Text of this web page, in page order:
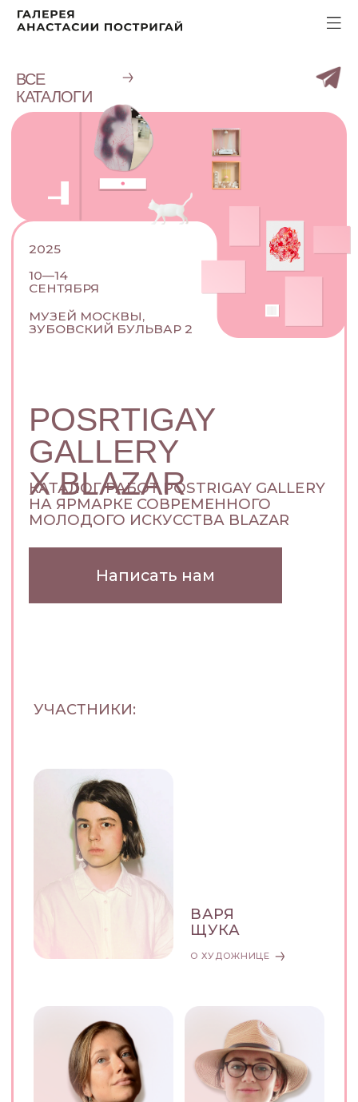
10—14
СЕНТЯБРЯ
МУЗЕЙ МОСКВЫ,
Написать нам
УЧАСТНИКИ:
АНАСТАСИЯ
МАЛИНОВСКАЯ
ЛЕНА
ОГОРОДНОВА
POSRTIGAY
GALLERY